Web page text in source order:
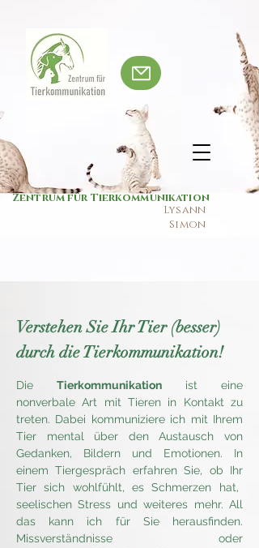
Zentrum für Tierkommunikation
Lysann
Simon
Verstehen Sie Ihr Tier (besser)
durch die Tierkommunikation!
Die Tierkommunikation ist eine
nonverbale Art mit Tieren in Kontakt zu
treten. Dabei kommuniziere ich mit Ihrem
Tier mental über den Austausch von
Gedanken, Bildern und Emotionen. In
einemTiergespräch erfahren Sie, ob Ihr
Tier sich wohlfühlt, es Schmerzen hat,
seelischen Stress und weiteres mehr. All
das kann ich für Sie herausfinden.
Missverständnisse oder